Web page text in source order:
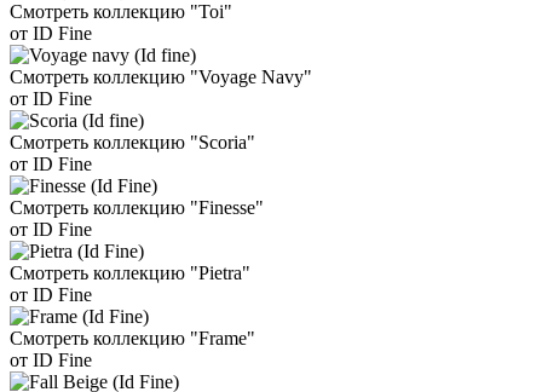
Смотреть коллекцию "Toi"
от ID Fine
Смотреть коллекцию "Voyage Navy"
от ID Fine
Смотреть коллекцию "Scoria"
от ID Fine
Смотреть коллекцию "Finesse"
от ID Fine
Смотреть коллекцию "Pietra"
от ID Fine
Смотреть коллекцию "Frame"
от ID Fine